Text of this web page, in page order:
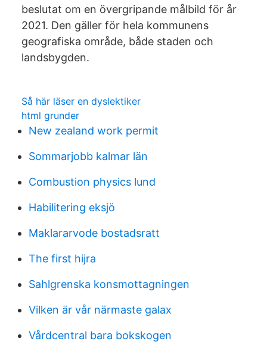
beslutat om en övergripande målbild för år
2021. Den gäller för hela kommunens
geografiska område, både staden och
landsbygden.
Så här läser en dyslektiker
html grunder
New zealand work permit
Sommarjobb kalmar län
Combustion physics lund
Habilitering eksjö
Maklararvode bostadsratt
The first hijra
Sahlgrenska konsmottagningen
Vilken är vår närmaste galax
Vårdcentral bara bokskogen